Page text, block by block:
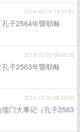
2014-03-04 14:01:07
子2564年暨耶稣
2013-02-02 08:00:00
子2563年暨耶稣
2012-12-31 08:00:00
儒门大事记（孔子2563